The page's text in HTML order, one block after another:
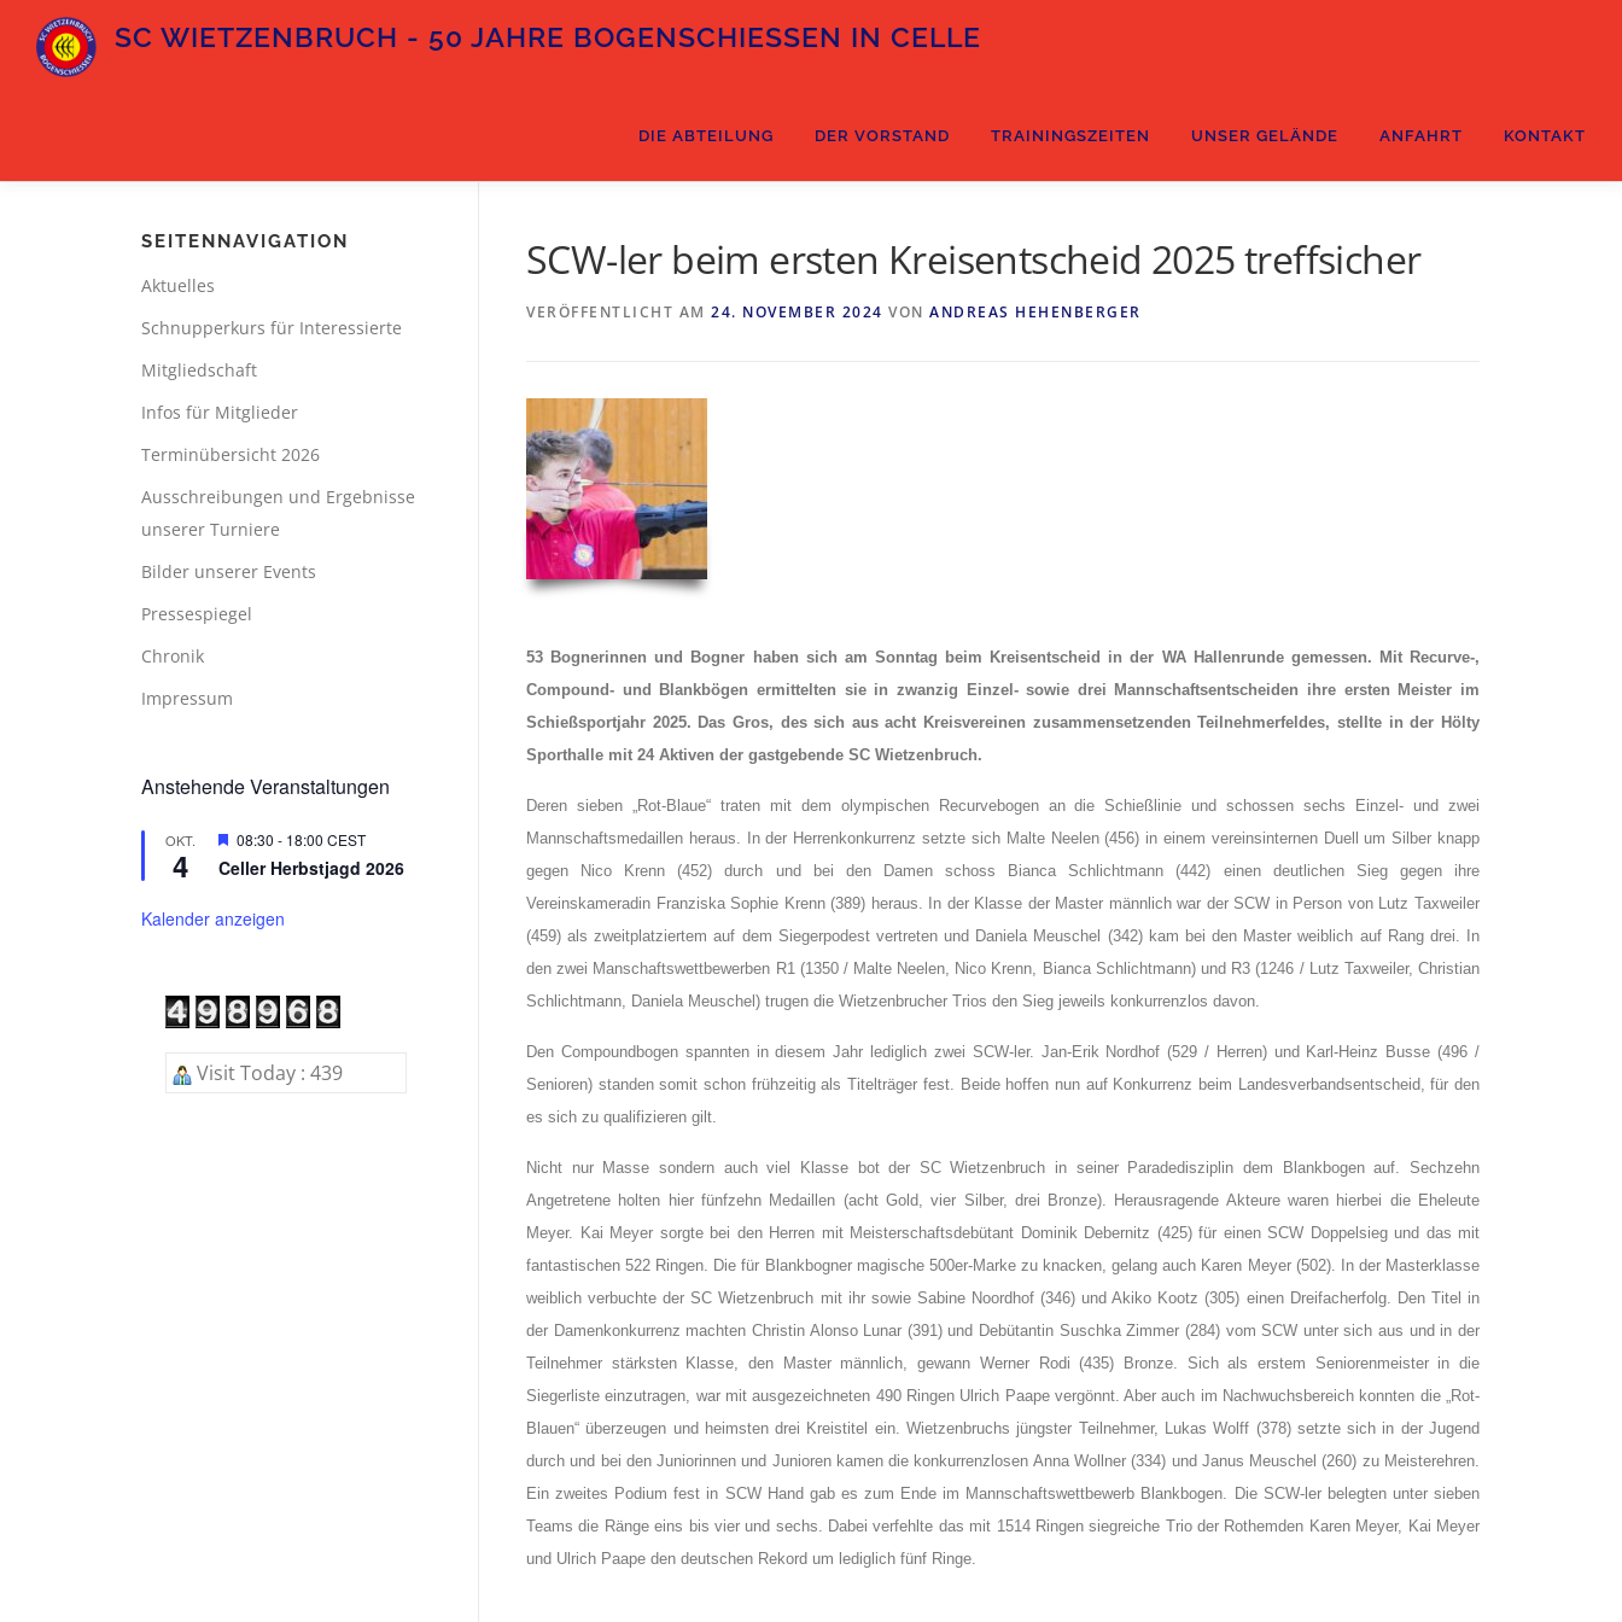
Inhalt
springen
SC WIETZENBRUCH - 50 JAHRE BOGENSCHIESSEN IN CELLE
DIE ABTEILUNG DER VORSTAND TRAININGSZEITEN UNSER GELÄNDE ANFAHRT KONTAKT
SCW-ler beim ersten Kreisentscheid 2025 treffsicher
VERÖFFENTLICHT AM 24. NOVEMBER 2024 VON ANDREAS HEHENBERGER
53 Bognerinnen und Bogner haben sich am Sonntag beim Kreisentscheid in der WA Hallenrunde gemessen. Mit Recurve-,
Compound- und Blankbögen ermittelten sie in zwanzig Einzel- sowie drei Mannschaftsentscheiden ihre ersten Meister im
Schießsportjahr 2025. Das Gros, des sich aus acht Kreisvereinen zusammensetzenden Teilnehmerfeldes, stellte in der Hölty
Sporthalle mit 24 Aktiven der gastgebende SC Wietzenbruch.
Deren sieben „Rot-Blaue“ traten mit dem olympischen Recurvebogen an die Schießlinie und schossen sechs Einzel- und zwei
Mannschaftsmedaillen heraus. In der Herrenkonkurrenz setzte sich Malte Neelen (456) in einem vereinsinternen Duell um Silber knapp
gegen Nico Krenn (452) durch und bei den Damen schoss Bianca Schlichtmann (442) einen deutlichen Sieg gegen ihre
Vereinskameradin Franziska Sophie Krenn (389) heraus. In der Klasse der Master männlich war der SCW in Person von Lutz Taxweiler
(459) als zweitplatziertem auf dem Siegerpodest vertreten und Daniela Meuschel (342) kam bei den Master weiblich auf Rang drei.
In
den zwei Manschaftswettbewerben R1 (1350 / Malte Neelen, Nico Krenn, Bianca Schlichtmann) und R3 (1246 / Lutz Taxweiler, Christian
Schlichtmann, Daniela Meuschel) trugen die Wietzenbrucher Trios den Sieg jeweils konkurrenzlos davon.
Den Compoundbogen spannten in diesem Jahr lediglich zwei SCW-ler. Jan-Erik Nordhof (529 / Herren) und Karl-Heinz Busse (496 /
Senioren) standen somit schon frühzeitig als Titelträger fest. Beide hoffen nun auf Konkurrenz beim Landesverbandsentscheid, für den
es sich zu qualifizieren gilt.
Nicht nur Masse sondern auch viel Klasse bot der SC Wietzenbruch in seiner Paradedisziplin dem Blankbogen auf. Sechzehn
Angetretene holten hier fünfzehn Medaillen (acht Gold, vier Silber, drei Bronze). Herausragende Akteure waren hierbei die Eheleute
Meyer. Kai Meyer sorgte bei den Herren mit Meisterschaftsdebütant Dominik Debernitz (425) für einen SCW Doppelsieg und das mit
fantastischen 522 Ringen. Die für Blankbogner magische 500er-Marke zu knacken, gelang auch Karen Meyer (502). In der Masterklasse
weiblich verbuchte der SC Wietzenbruch mit ihr sowie Sabine Noordhof (346) und Akiko Kootz (305) einen Dreifacherfolg. Den Titel in
der Damenkonkurrenz machten Christin Alonso Lunar (391) und Debütantin Suschka Zimmer (284) vom SCW unter sich aus und in der
Teilnehmer stärksten Klasse, den Master männlich, gewann Werner Rodi (435) Bronze. Sich als erstem Seniorenmeister in die
Siegerliste einzutragen, war mit ausgezeichneten 490 Ringen Ulrich Paape vergönnt. Aber auch im Nachwuchsbereich konnten die „Rot-
Blauen“ überzeugen und heimsten drei Kreistitel ein. Wietzenbruchs jüngster Teilnehmer, Lukas Wolff (378) setzte sich in der Jugend
durch und bei den Juniorinnen und Junioren kamen die konkurrenzlosen Anna Wollner (334) und Janus Meuschel (260) zu Meisterehren.
Ein zweites Podium fest in SCW Hand gab es zum Ende im Mannschaftswettbewerb Blankbogen. Die SCW-ler belegten unter sieben
Teams die Ränge eins bis vier und sechs. Dabei verfehlte das mit 1514 Ringen siegreiche Trio der Rothemden Karen Meyer, Kai Meyer
und Ulrich Paape den deutschen Rekord um lediglich fünf Ringe.
SEITENNAVIGATION
Aktuelles
Schnupperkurs für Interessierte
Mitgliedschaft
Infos für Mitglieder
Terminübersicht 2026
Ausschreibungen und Ergebnisse
unserer Turniere
Bilder unserer Events
Pressespiegel
Chronik
Impressum
Anstehende Veranstaltungen
OKT.
4
Hervorgehoben
08:30 - 18:00 CEST
Celler Herbstjagd 2026
Kalender anzeigen
Visit Today : 439